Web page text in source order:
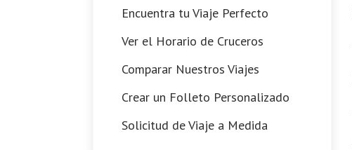
Encuentra tu Viaje Perfecto
Ver el Horario de Cruceros
Comparar Nuestros Viajes
Crear un Folleto Personalizado
Solicitud de Viaje a Medida